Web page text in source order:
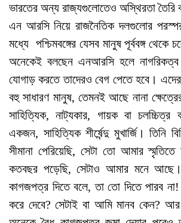
ভারতের অন্য রাজ্যগুলোতেও অস্থিরতা তৈরি
এন আরসি নিয়ে রাজনৈতিক দলগুলোর
মধ্যে পশ্চিমবঙ্গের যেসব মানুষ পূর্ববঙ্গ থেকে
অনেকেই বলছেন এনআরসি হলে
যোগাড় করতে তাদেরও বেগ পেতে হবে।
বহু সাধারণ মানুষ, তেমনই আছে নানা
সাহিত্যিক, নাট্যকার, গায়ক বা
একজন, সাহিত্যিক শীর্ষেন্দু মুখার্জি। তিনি
সীমানা পেরিয়েছি, সেটা তো আমার
কতবছর পড়েছি, সেটাও আমার মনে
কাগজপত্র দিতে বলে, তা তো দিতে পারব
করে দেবে? সেটাই বা আমি মানব কেন?